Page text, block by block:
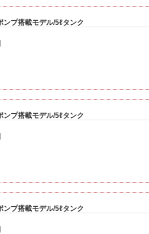
ンプ搭載モデル/5ℓタンク
ンプ搭載モデル/5ℓタンク
ンプ搭載モデル/5ℓタンク